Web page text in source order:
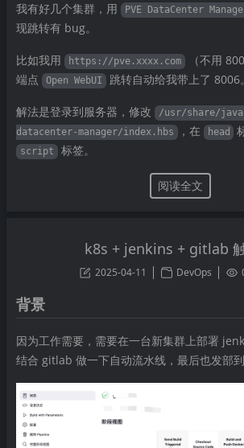
我有好几个集群，用 PVE DataCenter
现跳转有 bug。
比如我用 https://pve.xxxx.com （不用
端点
Open WebUI 跳转自动给我带上了 8006。
解法是登录到服务器，修改
/usr/share/
datacenter-manager/index.hbs ，在 head
script 标签。
阅读全文
k8s + jenkins + gitlab
2025-04-11 DevOps
背景
因为工作需要，需要在一台新集群上部署
结合 gitlab 做一下自动流水线，最后也发部到